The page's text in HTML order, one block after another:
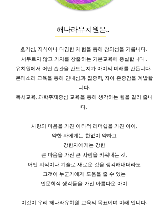
해나라유치원은..
호기심, 지식이나 다양한 체험을 통해 창의성을 기릅니다.
서두르지 않고 가치를 창출하는 기본교육에 충실합니다 .
유치원에서 어떤 습관을 만드는지가 아이의 미래를 만듭니다.
몬테소리 교육을 통해 인내심과 집중력, 자아 존중감을 계발합
니다.
독서교육, 과학주제중심 교육을 통해 생각하는 힘을 길러 줍니
다.
사랑의 마음을 가진 이타적 리더쉽을 가진 아이,
약한 자에게는 한없이 약하고
강한자에게는 강한
큰 마음을 가진 큰 사람을 키워내는 것,
어떤 지식이나 기술로 새로운 것을 생각해내더라도
그것이 누군가에게 도움을 줄 수 있는
인문학적 생각들을 가진 아름다운 아이
이것이 우리 해나라유치원 교육의 목표이며 미래 입니다.​​​